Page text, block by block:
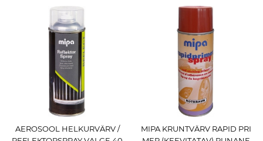
AEROSOOL HELKURVÄRV /
MIPA KRUNTVÄRV RAPID PRI